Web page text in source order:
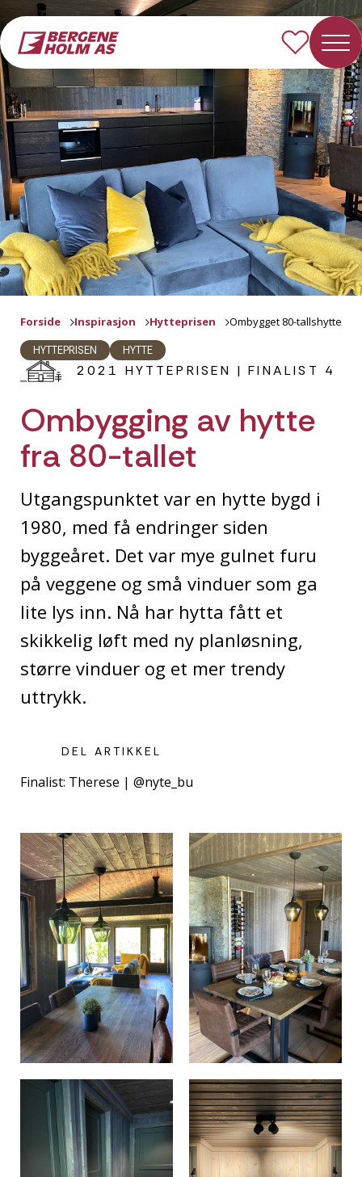
Forside Inspirasjon Hytteprisen Ombygget 80-tallshytte
HYTTEPRISEN HYTTE
2021 HYTTEPRISEN | FINALIST 4
Ombygging av hytte
fra 80-tallet
Utgangspunktet var en hytte bygd i
1980, med få endringer siden
byggeåret. Det var mye gulnet furu
på veggene og små vinduer som ga
lite lys inn. Nå har hytta fått et
skikkelig løft med ny planløsning,
større vinduer og et mer trendy
uttrykk.
DEL ARTIKKEL
Finalist: Therese | @nyte_bu